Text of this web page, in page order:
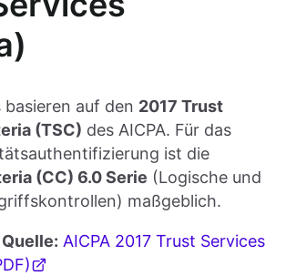
basieren auf den 2017 Trust
(TSC) des AICPA. Für das
ist die
(CC) 6.0 Serie (Logische und
maßgeblich.
AICPA 2017 Trust Services